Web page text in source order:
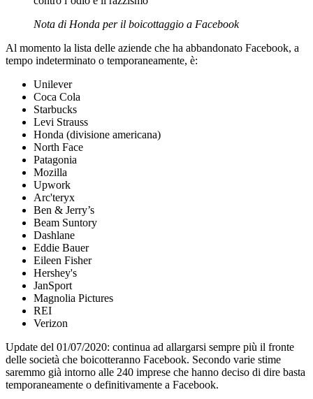
Nota di Honda per il boicottaggio a Facebook
Al momento la lista delle aziende che ha abbandonato Facebook, a
tempo indeterminato o temporaneamente, è:
Unilever
Coca Cola
Starbucks
Levi Strauss
Honda (divisione americana)
North Face
Patagonia
Mozilla
Upwork
Arc'teryx
Ben & Jerry’s
Beam Suntory
Dashlane
Eddie Bauer
Eileen Fisher
Hershey's
JanSport
Magnolia Pictures
REI
Verizon
Update del 01/07/2020: continua ad allargarsi sempre più il fronte
delle società che boicotteranno Facebook. Secondo varie stime
saremmo già intorno alle 240 imprese che hanno deciso di dire basta
temporaneamente o definitivamente a Facebook.